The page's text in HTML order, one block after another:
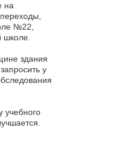
на
№22,
школе.
здания
у
учебного